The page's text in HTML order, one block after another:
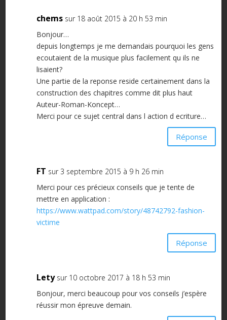
chems sur 18 août 2015 à 20 h 53 min
Bonjour…
depuis longtemps je me demandais pourquoi les gens
ecoutaient de la musique plus facilement qu ils ne
lisaient?
Une partie de la reponse reside certainement dans la
construction des chapitres comme dit plus haut
Auteur-Roman-Koncept…
Merci pour ce sujet central dans l action d ecriture…
Réponse
FT sur 3 septembre 2015 à 9 h 26 min
Merci pour ces précieux conseils que je tente de
mettre en application :
https://www.wattpad.com/story/48742792-fashion-
victime
Réponse
Lety sur 10 octobre 2017 à 18 h 53 min
Bonjour, merci beaucoup pour vos conseils j’espère
réussir mon épreuve demain.